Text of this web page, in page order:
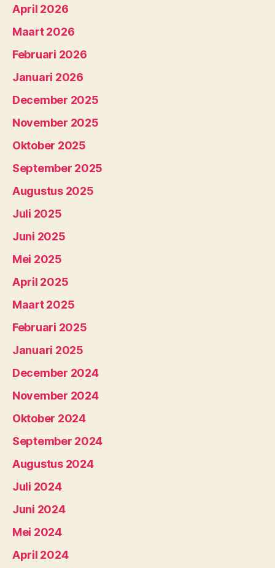
April 2026
Maart 2026
Februari 2026
Januari 2026
December 2025
November 2025
Oktober 2025
September 2025
Augustus 2025
Juli 2025
Juni 2025
Mei 2025
April 2025
Maart 2025
Februari 2025
Januari 2025
December 2024
November 2024
Oktober 2024
September 2024
Augustus 2024
Juli 2024
Juni 2024
Mei 2024
April 2024